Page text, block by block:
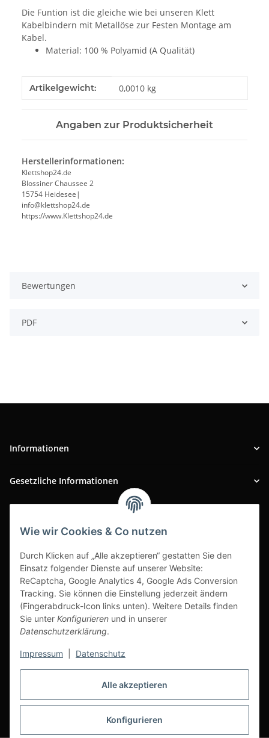
Alle akzeptieren
Konfigurieren
Wie wir Cookies & Co nutzen
Durch Klicken auf „Alle akzeptieren“ gestatten Sie den
Einsatz folgender Dienste auf unserer Website:
ReCaptcha, Google Analytics 4, Google Ads Conversion
Tracking. Sie können die Einstellung jederzeit ändern
(Fingerabdruck-Icon links unten). Weitere Details finden
Sie unter Konfigurieren und in unserer
Datenschutzerklärung.
Impressum Datenschutz
Die Funtion ist die gleiche wie bei unseren Klett
Kabelbindern mit Metallöse zur Festen Montage am
Kabel.
Material: 100 % Polyamid (A Qualität)
Produkteigenschaft
Wert
Artikelgewicht: 0,0010 kg
Angaben zur Produktsicherheit
Herstellerinformationen:
Klettshop24.de
Blossiner Chaussee 2
15754 Heidesee|
info@klettshop24.de
https://www.Klettshop24.de
Bewertungen
PDF
Informationen
Gesetzliche Informationen
Vertrag widerrufen
* Alle Preise inkl. gesetzlicher USt., zzgl.Versand